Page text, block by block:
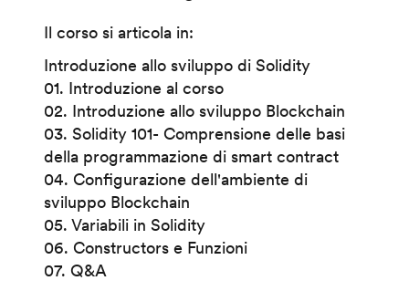
Il corso si articola in:
Introduzione allo sviluppo di Solidity
01. Introduzione al corso
02. Introduzione allo sviluppo Blockchain
03. Solidity 101- Comprensione delle basi
della programmazione di smart contract
04. Configurazione dell'ambiente di
sviluppo Blockchain
05. Variabili in Solidity
06. Constructors e Funzioni
07. Q&A